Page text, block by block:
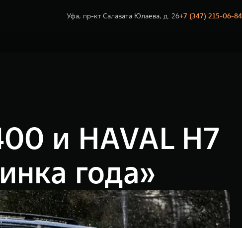
Уфа, пр-кт Салавата Юлаева, д. 26+7 (347) 215-06-84
и HAVAL H7
года»